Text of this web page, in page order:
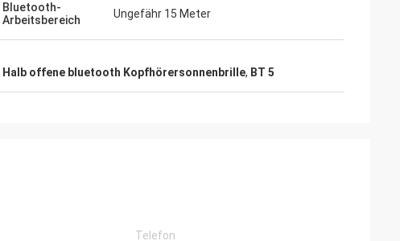
Bluetooth-
Arbeitsbereich
Ungefähr 15 Meter
Halb offene bluetooth Kopfhörersonnenbrille, BT 5